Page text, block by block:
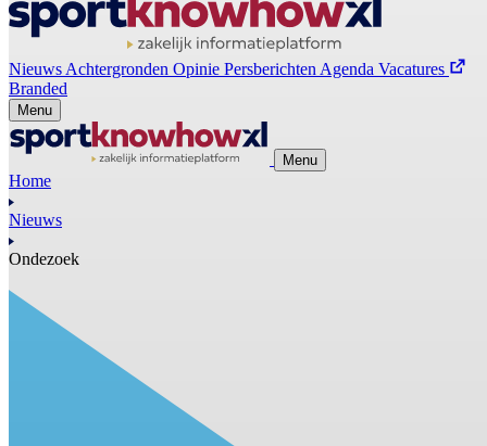
Nieuws Achtergronden Opinie Persberichten Agenda Vacatures
Branded
Menu
Menu
Home
Nieuws
Ondezoek